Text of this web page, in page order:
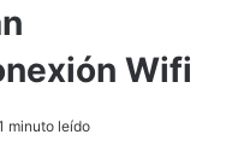
Wifi
minuto leído